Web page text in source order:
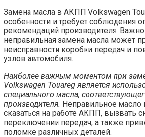
Замена масла в АКПП Volkswagen
особенности и требует соблюдения
рекомендаций производителя. Важно
неправильная замена масла может
неисправности коробки передач и
узлов автомобиля.
Наиболее важным моментом при
Volkswagen Touareg является
специального масла,
производителя. Неправильное масло
сказаться на работе АКПП, вызвать
переключении передач, а также
поломке различных деталей.